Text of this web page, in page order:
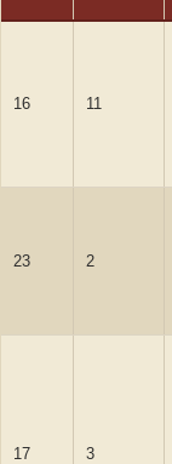
16 11
23 2
17 3